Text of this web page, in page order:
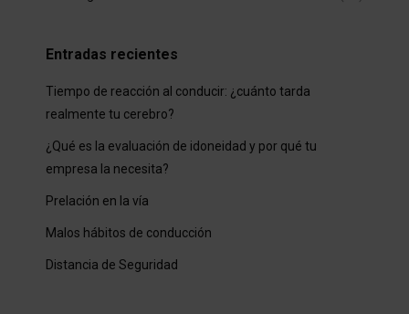
Entradas recientes
Tiempo de reacción al conducir: ¿cuánto tarda
realmente tu cerebro?
¿Qué es la evaluación de idoneidad y por qué tu
empresa la necesita?
Prelación en la vía
Malos hábitos de conducción
Distancia de Seguridad